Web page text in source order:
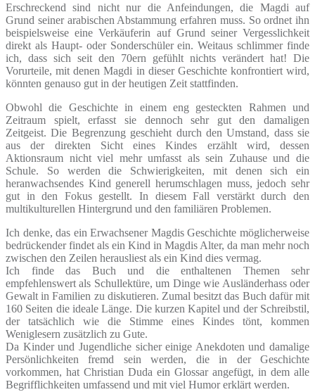
Erschreckend sind nicht nur die Anfeindungen, die Magdi auf
Grund seiner arabischen Abstammung erfahren muss. So ordnet ihn
beispielsweise eine Verkäuferin auf Grund seiner Vergesslichkeit
direkt als Haupt- oder Sonderschüler ein. Weitaus schlimmer finde
ich, dass sich seit den 70ern gefühlt nichts verändert hat! Die
Vorurteile, mit denen Magdi in dieser Geschichte konfrontiert wird,
könnten genauso gut in der heutigen Zeit stattfinden.
Obwohl die Geschichte in einem eng gesteckten Rahmen und
Zeitraum spielt, erfasst sie dennoch sehr gut den damaligen
Zeitgeist. Die Begrenzung geschieht durch den Umstand, dass sie
aus der direkten Sicht eines Kindes erzählt wird, dessen
Aktionsraum nicht viel mehr umfasst als sein Zuhause und die
Schule. So werden die Schwierigkeiten, mit denen sich ein
heranwachsendes Kind generell herumschlagen muss, jedoch sehr
gut in den Fokus gestellt. In diesem Fall verstärkt durch den
multikulturellen Hintergrund und den familiären Problemen.
Ich denke, das ein Erwachsener Magdis Geschichte möglicherweise
bedrückender findet als ein Kind in Magdis Alter, da man mehr noch
zwischen den Zeilen herausliest als ein Kind dies vermag.
Ich finde das Buch und die enthaltenen Themen sehr
empfehlenswert als Schullektüre, um Dinge wie Ausländerhass oder
Gewalt in Familien zu diskutieren. Zumal besitzt das Buch dafür mit
160 Seiten die ideale Länge. Die kurzen Kapitel und der Schreibstil,
der tatsächlich wie die Stimme eines Kindes tönt, kommen
Weniglesern zusätzlich zu Gute.
Da Kinder und Jugendliche sicher einige Anekdoten und damalige
Persönlichkeiten fremd sein werden, die in der Geschichte
vorkommen, hat Christian Duda ein Glossar angefügt, in dem alle
Begrifflichkeiten umfassend und mit viel Humor erklärt werden.